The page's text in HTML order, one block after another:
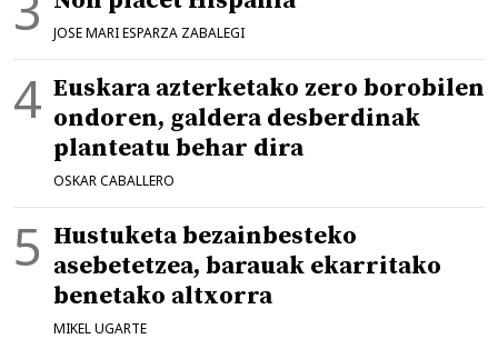
JOSE MARI ESPARZA ZABALEGI
Euskara azterketako zero borobilen
ondoren, galdera desberdinak
planteatu behar dira
OSKAR CABALLERO
Hustuketa bezainbesteko
asebetetzea, barauak ekarritako
benetako altxorra
MIKEL UGARTE